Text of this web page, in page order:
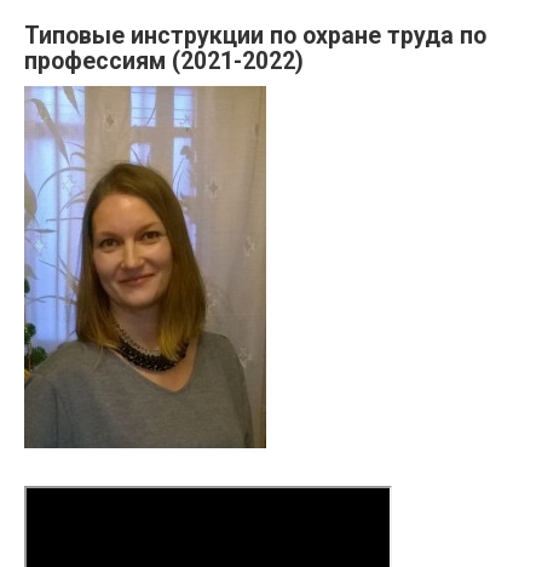
Типовые инструкции по охране труда по
профессиям (2021-2022)